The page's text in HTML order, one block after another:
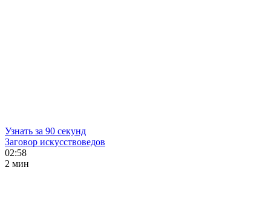
Узнать за 90 секунд
Заговор искусствоведов
02:58
2 мин